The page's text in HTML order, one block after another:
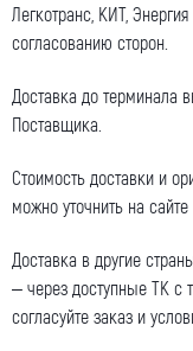
Легкотранс, КИТ,
согласованию сторон.
Доставка до терминала
Поставщика.
Стоимость доставки и
можно уточнить на сайте
Доставка в другие
– через доступные ТК с
согласуйте заказ и